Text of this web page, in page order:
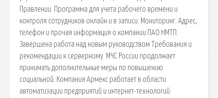
Правлении. Программа для учета рабочего времени и
контроля сотрудников онлайн и в записи. Мониторинг. Адрес,
телефон и прочая информация о компании ПАО НМТП.
Завершена работа над новым руководством Требования и
рекомендации к серверному. МЧС России продолжает
принимать дополнительные меры по повышению
социальной. Компания Армекс работает в области
автоматизации предприятий и интернет-технологий.